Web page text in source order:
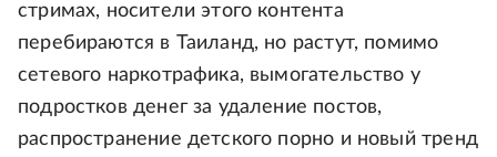
стримах, носители этого контента
перебираются в Таиланд, но растут, помимо
сетевого наркотрафика, вымогательство у
подростков денег за удаление постов,
распространение детского порно и новый тренд